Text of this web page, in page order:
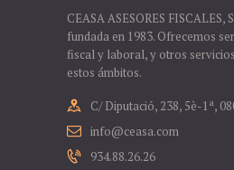
CEASA ASESORES FISCALES,
fundada en 1983. Ofrecemos
fiscal y laboral, y otros
estos ámbitos.
C/ Diputació, 238, 5è-1ª,
info@ceasa.com
934.88.26.26